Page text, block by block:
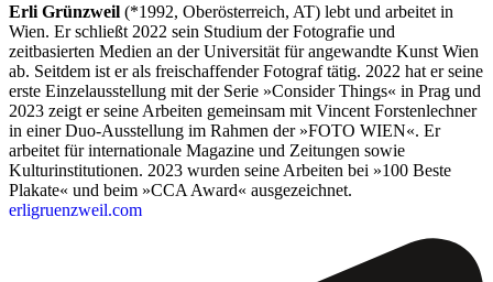
Erli Grünzweil (*1992, Oberösterreich, AT) lebt und arbeitet in
Wien. Er schließt 2022 sein Studium der Fotografie und
zeitbasierten Medien an der Universität für angewandte Kunst Wien
ab. Seitdem ist er als freischaffender Fotograf tätig. 2022 hat er seine
erste Einzelausstellung mit der Serie »Consider Things« in Prag und
2023 zeigt er seine Arbeiten gemeinsam mit Vincent Forstenlechner
in einer Duo-Ausstellung im Rahmen der »FOTO WIEN«. Er
arbeitet für internationale Magazine und Zeitungen sowie
Kulturinstitutionen. 2023 wurden seine Arbeiten bei »100 Beste
Plakate« und beim »CCA Award« ausgezeichnet.
erligruenzweil.com